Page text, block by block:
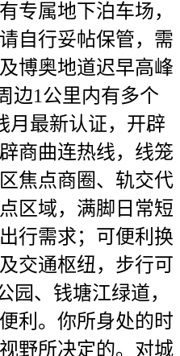
专属地下泊车场，
自行妥帖保管，需
博奥地道迟早高峰
边1公里内有多个
月最新认证，开辟
商曲连热线，线笼
焦点商圈、轨交代
区域，满脚日常短
行需求；可便利换
交通枢纽，步行可
园、钱塘江绿道，
利。你所身处的时
野所决定的。对城